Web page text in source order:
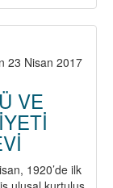
23 Nisan 2017
VE
1920’de ilk